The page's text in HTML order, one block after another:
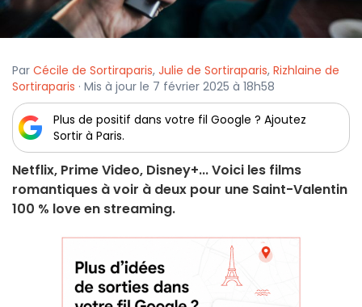
Par Cécile de Sortiraparis, Julie de Sortiraparis, Rizhlaine de
Sortiraparis · Mis à jour le 7 février 2025 à 18h58
Plus de positif dans votre fil Google ? Ajoutez
Sortir à Paris.
Netflix, Prime Video, Disney+... Voici les films
romantiques à voir à deux pour une Saint-Valentin
100 % love en streaming.